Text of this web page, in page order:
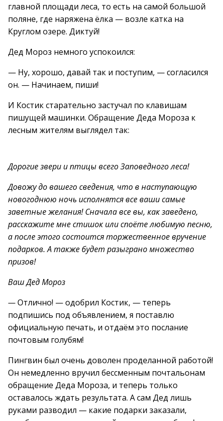
главной площади леса, то есть на самой большой
поляне, где наряжена ёлка — возле катка на
Круглом озере. Диктуй!
Дед Мороз немного успокоился:
— Ну, хорошо, давай так и поступим, — согласился
он. — Начинаем, пиши!
И Костик старательно застучал по клавишам
пишущей машинки. Обращение Деда Мороза к
лесным жителям выглядел так:
Дорогие звери и птицы всего Заповедного леса!
Довожу до вашего сведения, что в наступающую
новогоднюю ночь исполнятся все ваши самые
заветные желания! Сначала все вы, как заведено,
расскажите мне стишок или споёте любимую песню,
а после этого состоится торжественное вручение
подарков. А также будет разыграно множество
призов!
Ваш Дед Мороз
—Отлично! — одобрил Костик, — теперь
подпишись под объявлением, я поставлю
официальную печать, и отдаём это послание
почтовым голубям!
Пингвин был очень доволен проделанной работой!
Он немедленно вручил бессменным почтальонам
обращение Деда Мороза, и теперь только
оставалось ждать результата. А сам Дед лишь
руками разводил — какие подарки заказали,